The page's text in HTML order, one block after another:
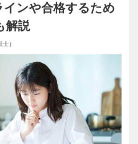
インや合格するため
解説
）